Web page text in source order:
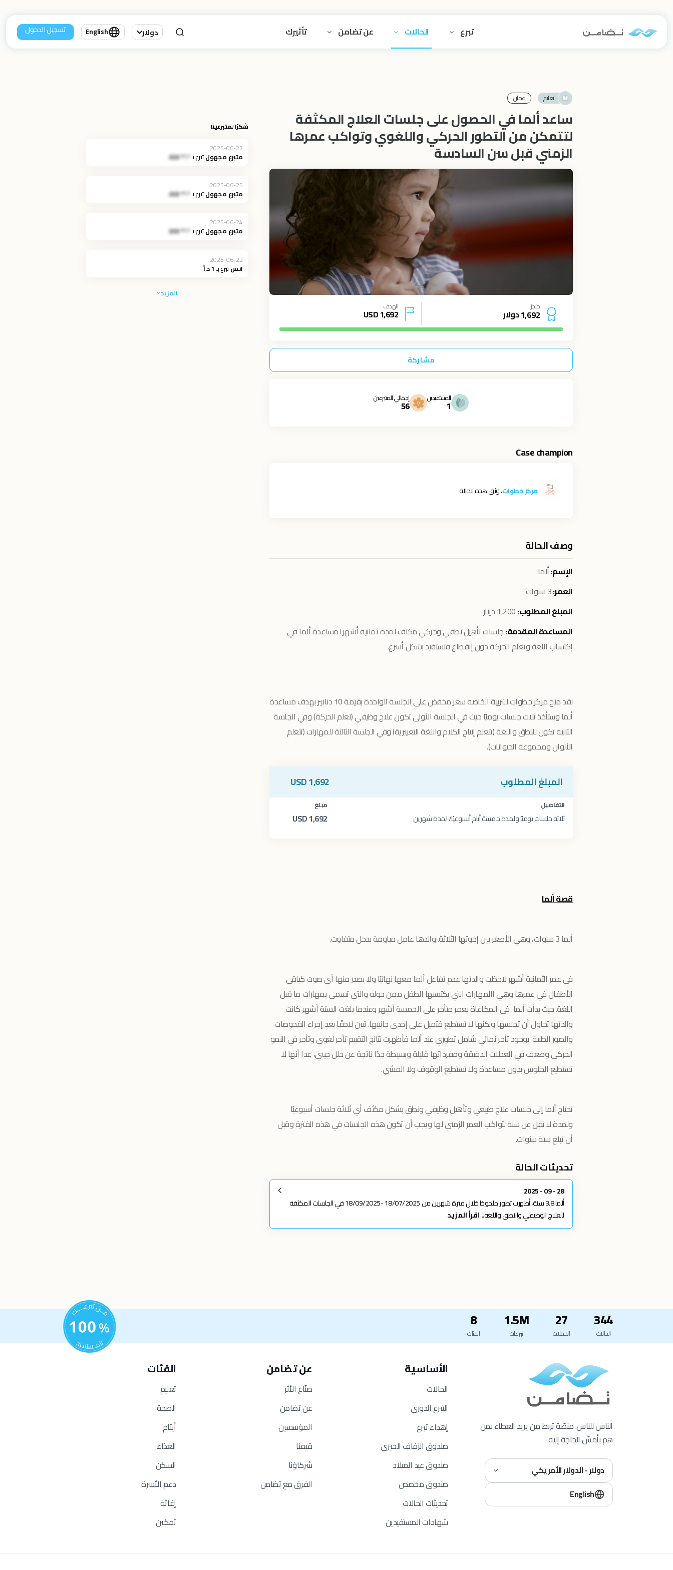
تبرع الحالات عن تضامن تأثيرك دولار English تسجيل الدخول
تعليم عمان
ساعد ألما في الحصول على جلسات العلاج المكثفة
لتتمكن من التطور الحركي واللغوي وتواكب عمرها
الزمني قبل سن السادسة
منجز
1,692 دولار
الهدف
1,692
USD
مشاركة
المستفيدين
1
إجمالي المتبرعين
56
Case champion
مركز خطوات، وثق هذه الحالة
وصف الحالة
الإسم:ألما
العمر:3 سنوات
المبلغ المطلوب:
المساعدة المقدمة:جلسات تأهيل نطقي وحركي مكثف لمدة ثمانية أشهر لمساعدة ألما في
إكتساب اللغة وتعلم الحركة دون إنقطاع فتستفيد بشكل أسرع.
لقد منح مركز خطوات للتربية الخاصة سعر مخفض على الجلسة الواحدة بقيمة 10 دنانير بهدف مساعدة
ألما وستأخذ ثلاث جلسات يوميًا حيث في الجلسة الأولى تكون علاج وظيفي (تعلم الحركة) وفي الجلسة
الثانية تكون للنطق واللغة (تتعلم إنتاج الكلام واللغة التعبيرية) وفي الجلسة الثالثة للمهارات (تتعلم
الألوان ومجموعة الحيوانات).
المبلغ المطلوب 1,692
USD
التفاصيل مبلغ
ثلاثة جلسات يوميًا ولمدة خمسة أيام أسبوعيًا/ لمدة شهرين 1,692
USD
قصة ألما
ألما 3 سنوات، وهي الأصغر بين إخوتها الثلاثة. والدها عامل مياومة بدخل متفاوت.
في عمر الثمانية أشهر لاحظت والدتها عدم تفاعل ألما معها نهائيًا ولا يصدر منها أي صوت كباقي
الأطفال في عمرها وهي االمهارات التي يكتسبها الطفل ممن حوله والتي تسمى بمهارات ما قبل
اللغة. حيث بدأت ألما في المكاغاة بعمر متأخر على الخمسة أشهر وعندما بلغت الستة أشهر كانت
والدتها تحاول أن تجلسها ولكنها لا تستطيع فتميل على إحدى جانبيها. تبين لاحقًا بعد إجراء الفحوصات
والصور الطبية بوجود تأخر نمائي شامل تطوري عند ألما فأظهرت نتائج التقييم تأخر لغوي وتأخر في النمو
الحركي وضعف في العدلات الدقيقة ومفرداتها قليلة وبسيطة جدًا ناتجة عن خلل جيني، عدا أنها لا
تستطيع الجلوس بدون مساعدة ولا تستطيع الوقوف ولا المشي.
تحتاج ألما إلى جلسات علاج طبيعي وتأهيل وظيفي ونطق بشكل مكثف أي ثلاثة جلسات أسبوعيًا
ولمدة لا تقل عن سنة لتواكب العمر الزمني لها ويجب أن تكون هذه الجلسات في هذه الفترة وقبل
أن تبلغ ستة سنوات.
تحديثات الحالة
28 - 09 - 2025
ألما 3.8 سنة، أظهرت تطور ملحوظ خلال فترة شهرين من 18/07/2025 -18/09/2025 في الجلسات المكثفة
للعلاج الوظيفي والنطق واللغة...اقرأ المزيد
شكرًا لمتبرعينا
2025-06-27
متبرع مجهولتبرع بـ*.** JOD
2025-06-25
متبرع مجهولتبرع بـ*.** JOD
2025-06-24
متبرع مجهولتبرع بـ*.** JOD
2025-06-22
انستبرع بـ1 د.أ
المزيد
344
الحالات
27
الحملات
1.5M
تبرعات
8
الفئات
الناس للناس. منصّة تربط من يريد العطاء بمن
هم بأمسّ الحاجة إليه.
دولار - الدولار الأمريكي
English
الأساسية
الحالات
التبرع الدوري
إهداء تبرع
صندوق الزفاف الخيري
صندوق عيد الميلاد
صندوق مخصص
تحديثات الحالات
شهادات المستفيدين
عن تضامن
صنّاع الأثر
عن تضامن
المؤسسين
قيمنا
شركاؤنا
الفرق مع تضامن
الفئات
تعليم
الصحة
أيتام
الغذاء
السكن
دعم الأسرة
إغاثة
تمكين